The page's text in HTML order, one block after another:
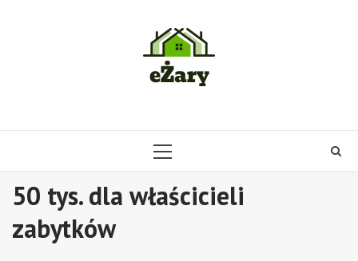
PRIMARY
50 tys. dla właścicieli
zabytków